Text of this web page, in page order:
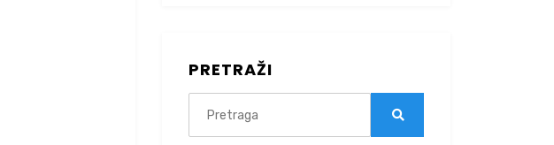
PRETRAŽI